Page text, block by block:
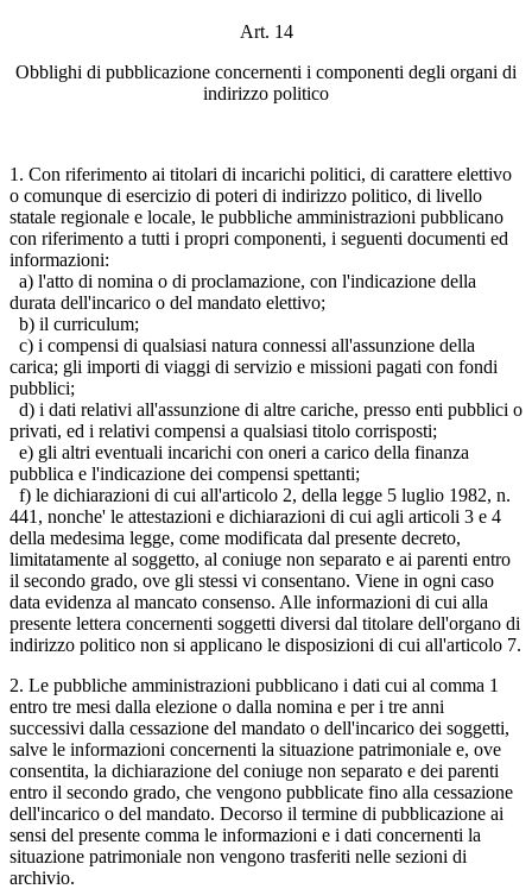
Art. 14
Obblighi di pubblicazione concernenti i componenti degli organi di
indirizzo politico
1. Con riferimento ai titolari di incarichi politici, di carattere elettivo
o comunque di esercizio di poteri di indirizzo politico, di livello
statale regionale e locale, le pubbliche amministrazioni pubblicano
con riferimento a tutti i propri componenti, i seguenti documenti ed
informazioni:
a) l'atto di nomina o di proclamazione, con l'indicazione della
durata dell'incarico o del mandato elettivo;
b) il curriculum;
c) i compensi di qualsiasi natura connessi all'assunzione della
carica; gli importi di viaggi di servizio e missioni pagati con fondi
pubblici;
d) i dati relativi all'assunzione di altre cariche, presso enti pubblici o
privati, ed i relativi compensi a qualsiasi titolo corrisposti;
e) gli altri eventuali incarichi con oneri a carico della finanza
pubblica e l'indicazione dei compensi spettanti;
f) le dichiarazioni di cui all'articolo 2, della legge 5 luglio 1982, n.
441, nonche' le attestazioni e dichiarazioni di cui agli articoli 3 e 4
della medesima legge, come modificata dal presente decreto,
limitatamente al soggetto, al coniuge non separato e ai parenti entro
il secondo grado, ove gli stessi vi consentano. Viene in ogni caso
data evidenza al mancato consenso. Alle informazioni di cui alla
presente lettera concernenti soggetti diversi dal titolare dell'organo di
indirizzo politico non si applicano le disposizioni di cui all'articolo 7.
2. Le pubbliche amministrazioni pubblicano i dati cui al comma 1
entro tre mesi dalla elezione o dalla nomina e per i tre anni
successivi dalla cessazione del mandato o dell'incarico dei soggetti,
salve le informazioni concernenti la situazione patrimoniale e, ove
consentita, la dichiarazione del coniuge non separato e dei parenti
entro il secondo grado, che vengono pubblicate fino alla cessazione
dell'incarico o del mandato. Decorso il termine di pubblicazione ai
sensi del presente comma le informazioni e i dati concernenti la
situazione patrimoniale non vengono trasferiti nelle sezioni di
archivio.